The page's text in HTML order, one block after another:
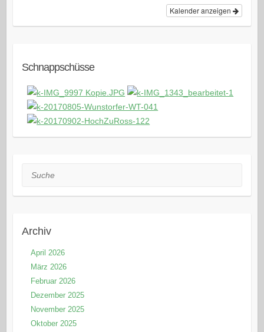
Kalender anzeigen
Schnappschüsse
Suche
Archiv
April 2026
März 2026
Februar 2026
Dezember 2025
November 2025
Oktober 2025